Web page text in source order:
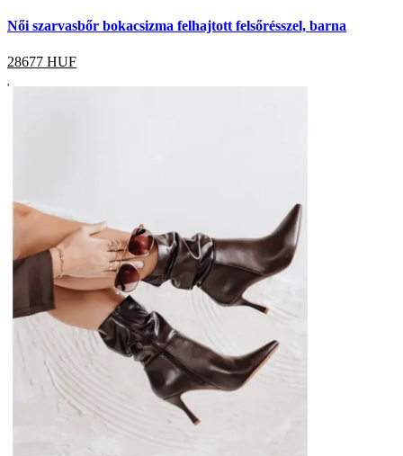
Női szarvasbőr bokacsizma felhajtott felsőrésszel, barna
28677 HUF